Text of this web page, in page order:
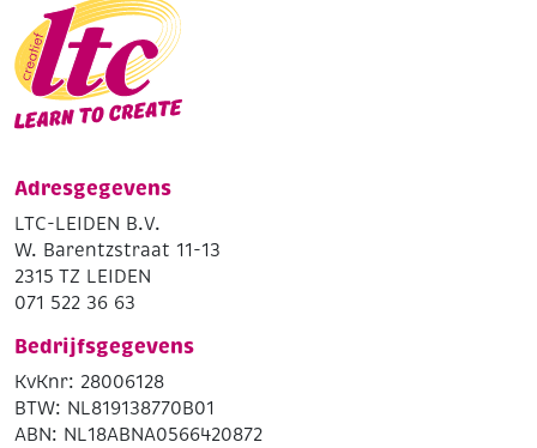
Adresgegevens
LTC-LEIDEN B.V.
W. Barentzstraat 11-13
2315 TZ LEIDEN
071 522 36 63
Bedrijfsgegevens
KvKnr: 28006128
BTW: NL819138770B01
ABN: NL18ABNA0566420872